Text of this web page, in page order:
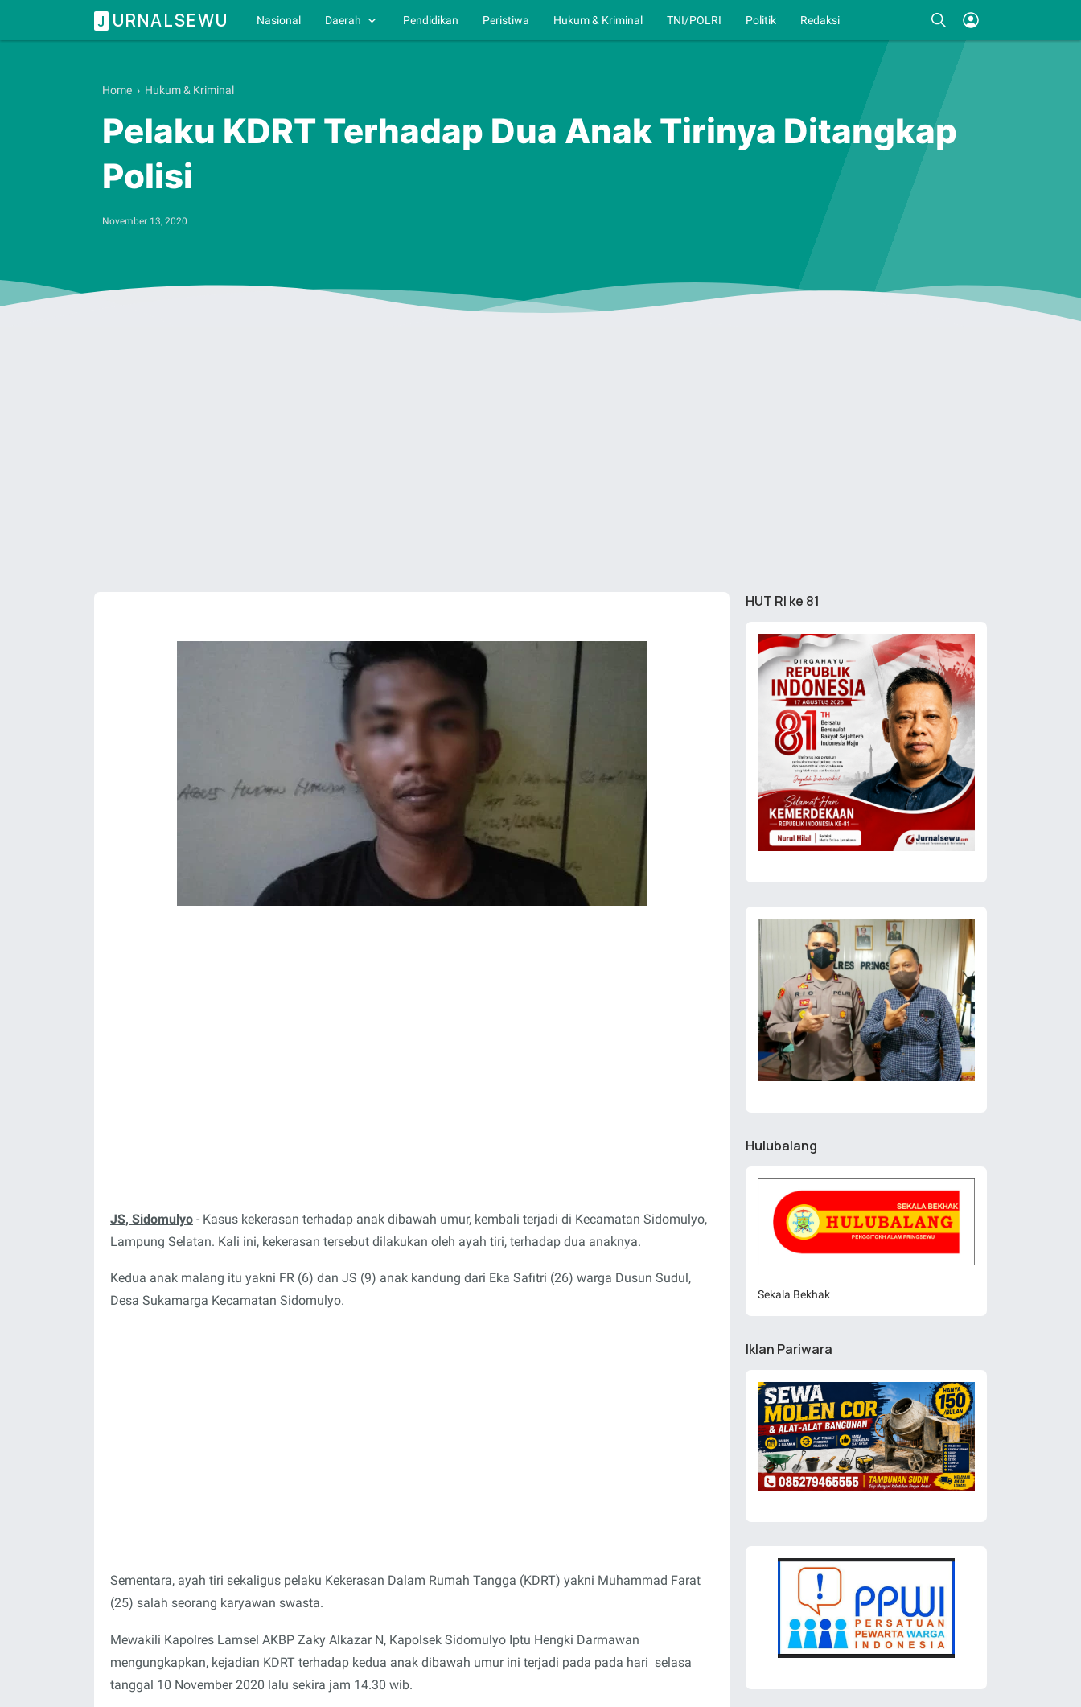
J URNALSEWU Nasional Daerah Pendidikan Peristiwa Hukum & Kriminal TNI/POLRI Politik Redaksi
Home › Hukum & Kriminal
Pelaku KDRT Terhadap Dua Anak Tirinya Ditangkap
Polisi
November 13, 2020
JS, Sidomulyo - Kasus kekerasan terhadap anak dibawah umur, kembali terjadi di Kecamatan Sidomulyo,
Lampung Selatan. Kali ini, kekerasan tersebut dilakukan oleh ayah tiri, terhadap dua anaknya.
Kedua anak malang itu yakni FR (6) dan JS (9) anak kandung dari Eka Safitri (26) warga Dusun Sudul,
Desa Sukamarga Kecamatan Sidomulyo.
Sementara, ayah tiri sekaligus pelaku Kekerasan Dalam Rumah Tangga (KDRT) yakni Muhammad Farat
(25) salah seorang karyawan swasta.
Mewakili Kapolres Lamsel AKBP Zaky Alkazar N, Kapolsek Sidomulyo Iptu Hengki Darmawan
mengungkapkan, kejadian KDRT terhadap kedua anak dibawah umur ini terjadi pada pada hari selasa
tanggal 10 November 2020 lalu sekira jam 14.30 wib.
HUT RI ke 81
Hulubalang
Sekala Bekhak
Iklan Pariwara